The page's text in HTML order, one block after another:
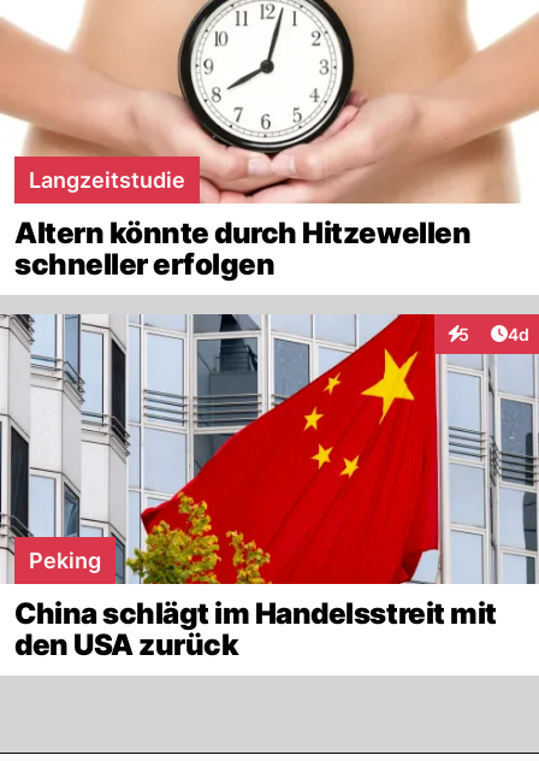
Langzeitstudie
Altern könnte durch Hitzewellen
schneller erfolgen
5 4d
Peking
China schlägt im Handelsstreit mit
den USA zurück